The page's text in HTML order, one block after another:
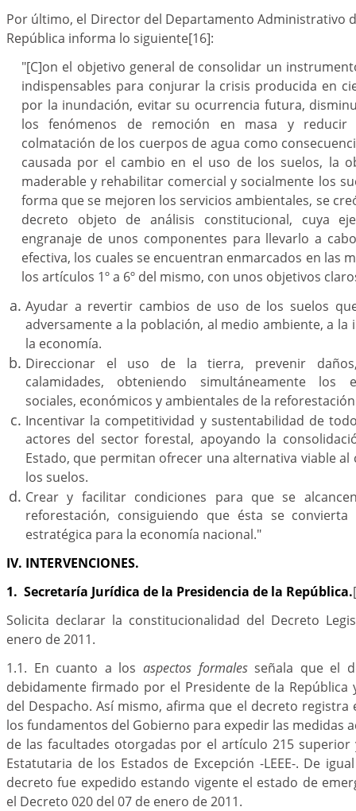
Por último, el Director del Departamento Administrativo
República informa lo siguiente[16]:
"[C]on el objetivo general de consolidar un
indispensables para conjurar la crisis producida en
por la inundación, evitar su ocurrencia futura,
los fenómenos de remoción en masa y reducir
colmatación de los cuerpos de agua como
causada por el cambio en el uso de los suelos, la
maderable y rehabilitar comercial y socialmente los
forma que se mejoren los servicios ambientales, se
decreto objeto de análisis constitucional, cuya
engranaje de unos componentes para llevarlo a
efectiva, los cuales se encuentran enmarcados en las
los artículos 1º a 6º del mismo, con unos objetivos
Ayudar a revertir cambios de uso de los suelos
adversamente a la población, al medio ambiente, a
la economía.
Direccionar el uso de la tierra, prevenir
calamidades, obteniendo simultáneamente los
sociales, económicos y ambientales de la
Incentivar la competitividad y sustentabilidad de
actores del sector forestal, apoyando la
Estado, que permitan ofrecer una alternativa viable al
los suelos.
Crear y facilitar condiciones para que se
reforestación, consiguiendo que ésta se
estratégica para la economía nacional."
IV. INTERVENCIONES.
1. Secretaría Jurídica de la Presidencia de la República.
Solicita declarar la constitucionalidad del Decreto
enero de 2011.
1.1. En cuanto a los aspectos formalesseñala que el
debidamente firmado por el Presidente de la
del Despacho. Así mismo, afirma que el decreto registra
los fundamentos del Gobierno para expedir las medidas
de las facultades otorgadas por el artículo 215 superior
Estatutaria de los Estados de Excepción -LEEE-. De
decreto fue expedido estando vigente el estado de
el Decreto 020 del 07 de enero de 2011.